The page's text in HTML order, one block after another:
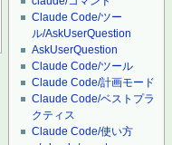
Claude Code/ツー
ル/AskUserQuestion
AskUserQuestion
Claude Code/ツール
Claude Code/計画モード
Claude Code/ベストプラ
クティス
Claude Code/使い方